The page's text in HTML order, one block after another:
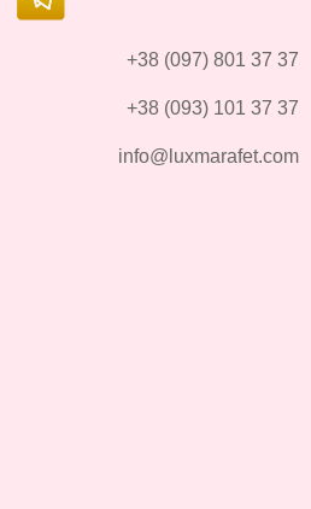
+38 (097) 801 37 37
+38 (093) 101 37 37
info@luxmarafet.com